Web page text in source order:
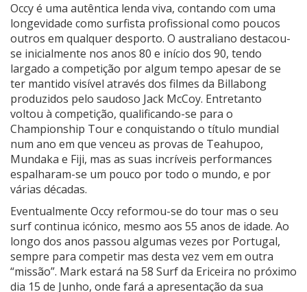
Occy é uma autêntica lenda viva, contando com uma
longevidade como surfista profissional como poucos
outros em qualquer desporto. O australiano destacou-
se inicialmente nos anos 80 e início dos 90, tendo
largado a competição por algum tempo apesar de se
ter mantido visível através dos filmes da Billabong
produzidos pelo saudoso Jack McCoy. Entretanto
voltou à competição, qualificando-se para o
Championship Tour e conquistando o título mundial
num ano em que venceu as provas de Teahupoo,
Mundaka e Fiji, mas as suas incríveis performances
espalharam-se um pouco por todo o mundo, e por
várias décadas.
Eventualmente Occy reformou-se do tour mas o seu
surf continua icónico, mesmo aos 55 anos de idade. Ao
longo dos anos passou algumas vezes por Portugal,
sempre para competir mas desta vez vem em outra
“missão”. Mark estará na 58 Surf da Ericeira no próximo
dia 15 de Junho, onde fará a apresentação da sua